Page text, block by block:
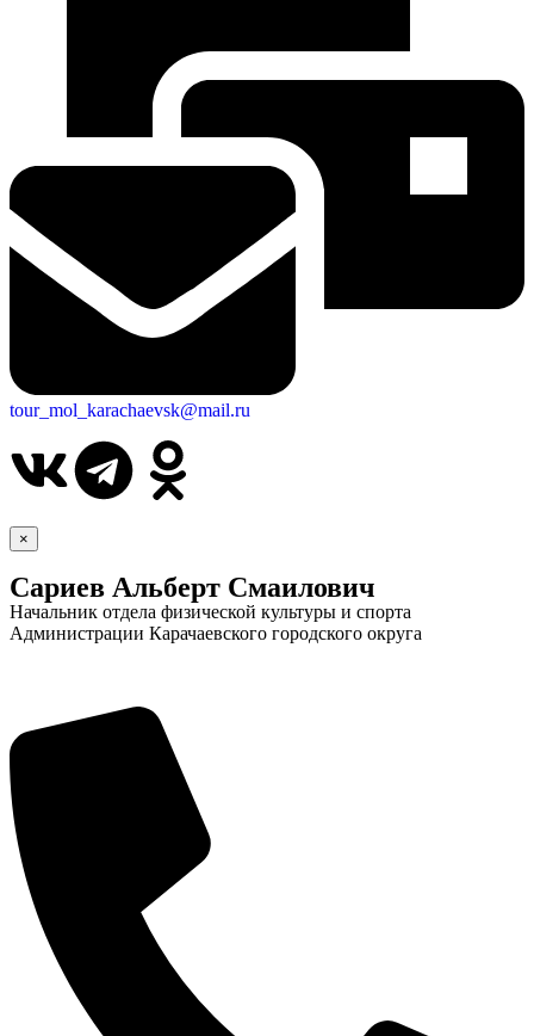
tour_mol_karachaevsk@mail.ru
×
Сариев Альберт Смаилович
Начальник отдела физической культуры и спорта
Администрации Карачаевского городского округа